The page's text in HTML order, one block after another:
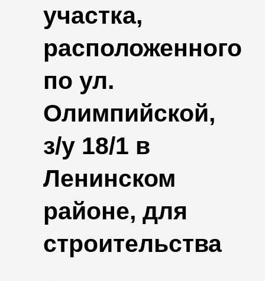
участка,
расположенного
по ул.
Олимпийской,
з/у 18/1 в
Ленинском
районе, для
строительства